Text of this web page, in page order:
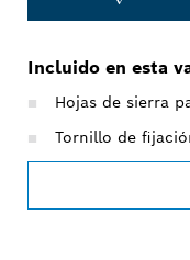
Incluido en esta
Hojas de sierra
Tornillo de